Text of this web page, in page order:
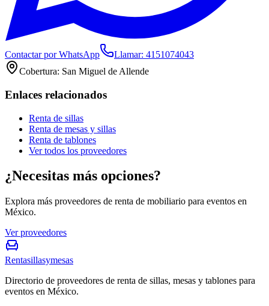
Contactar por WhatsApp Llamar: 4151074043
Cobertura: San Miguel de Allende
Enlaces relacionados
Renta de sillas
Renta de mesas y sillas
Renta de tablones
Ver todos los proveedores
¿Necesitas más opciones?
Explora más proveedores de renta de mobiliario para eventos en
México.
Ver proveedores
Rentasillasymesas
Directorio de proveedores de renta de sillas, mesas y tablones para
eventos en México.